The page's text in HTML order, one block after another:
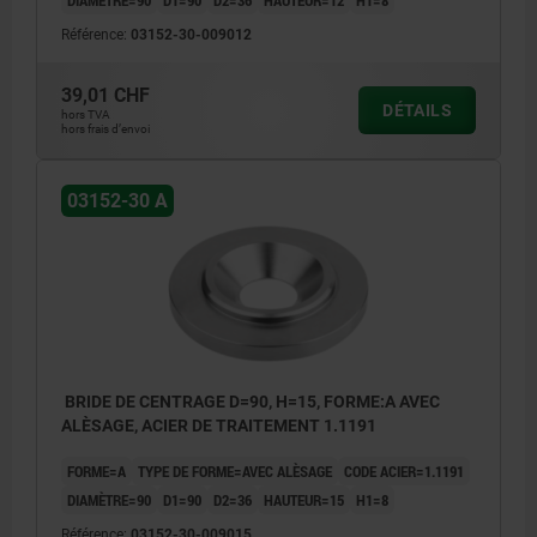
Référence: 03152-30-009012
39,01 CHF
hors TVA
hors frais d’envoi
DÉTAILS
03152-30 A
BRIDE DE CENTRAGE D=90, H=15, FORME:A AVEC
ALÈSAGE, ACIER DE TRAITEMENT 1.1191
FORME=A TYPE DE FORME=AVEC ALÈSAGE
CODE ACIER=1.1191
DIAMÈTRE=90
D1=90 D2=36 HAUTEUR=15 H1=8